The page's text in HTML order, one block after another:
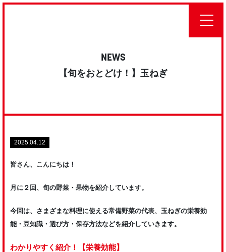
NEWS
【旬をおとどけ！】玉ねぎ
2025.04.12
皆さん、こんにちは！
月に２回、旬の野菜・果物を紹介しています。
今回は、さまざまな料理に使える常備野菜の代表、玉ねぎの栄養効
能・豆知識・選び方・保存方法などを紹介していきます。
わかりやすく紹介！【栄養効能】